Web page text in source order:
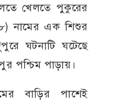
খেলতে পুকুরের
নামের এক শিশুর
ঘটনাটি ঘটেছে
পশ্চিম পাড়ায়।
বাড়ির পাশেই